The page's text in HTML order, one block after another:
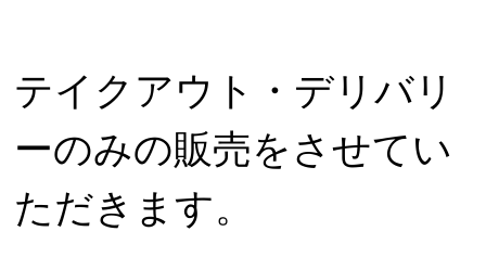
テイクアウト・デリバリ
ーのみの販売をさせてい
ただきます。